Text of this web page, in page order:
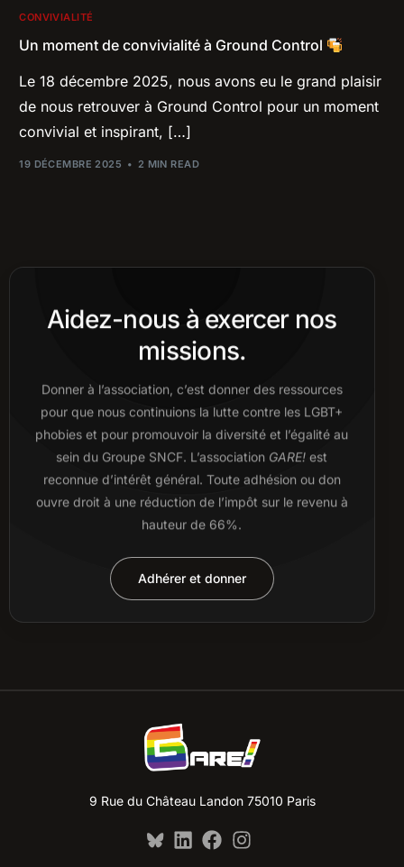
CONVIVIALITÉ
Un moment de convivialité à Ground Control
Le 18 décembre 2025, nous avons eu le grand plaisir
de nous retrouver à Ground Control pour un moment
convivial et inspirant, […]
19 DÉCEMBRE 2025 2 MIN READ
Aidez-nous à exercer nos
missions.
Donner à l’association, c’est donner des ressources
pour que nous continuions la lutte contre les LGBT+
phobies et pour promouvoir la diversité et l’égalité au
sein du Groupe SNCF. L’association GARE! est
reconnue d’intérêt général. Toute adhésion ou don
ouvre droit à une réduction de l’impôt sur le revenu à
hauteur de 66%.
Adhérer et donner
9 Rue du Château Landon 75010 Paris